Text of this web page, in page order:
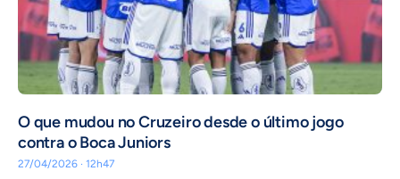
O que mudou no Cruzeiro desde o último jogo
contra o Boca Juniors
27/04/2026 · 12h47